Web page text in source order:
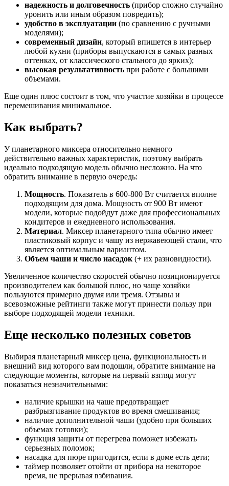
надежность и долговечность (прибор сложно случайно
уронить или иным образом повредить);
удобство в эксплуатации (по сравнению с ручными
моделями);
современный дизайн, который впишется в интерьер
любой кухни (приборы выпускаются в самых разных
оттенках, от классического стального до ярких);
высокая результативность при работе с большими
объемами.
Еще один плюс состоит в том, что участие хозяйки в процессе
перемешивания минимальное.
Как выбрать?
У планетарного миксера относительно немного
действительно важных характеристик, поэтому выбрать
идеально подходящую модель обычно несложно. На что
обратить внимание в первую очередь:
Мощность. Показатель в 600-800 Вт считается вполне
подходящим для дома. Мощность от 900 Вт имеют
модели, которые подойдут даже для профессиональных
кондитеров и ежедневного использования.
Материал. Миксер планетарного типа обычно имеет
пластиковый корпус и чашу из нержавеющей стали, что
является оптимальным вариантом.
Объем чаши и число насадок (+ их разновидности).
Увеличенное количество скоростей обычно позиционируется
производителем как большой плюс, но чаще хозяйки
пользуются примерно двумя или тремя. Отзывы и
всевозможные рейтинги также могут принести пользу при
выборе подходящей модели техники.
Еще несколько полезных советов
Выбирая планетарный миксер цена, функциональность и
внешний вид которого вам подошли, обратите внимание на
следующие моменты, которые на первый взгляд могут
показаться незначительными:
наличие крышки на чаше предотвращает
разбрызгивание продуктов во время смешивания;
наличие дополнительной чаши (удобно при больших
объемах готовки);
функция защиты от перегрева поможет избежать
серьезных поломок;
насадка для пюре пригодится, если в доме есть дети;
таймер позволяет отойти от прибора на некоторое
время, не прерывая взбивания.